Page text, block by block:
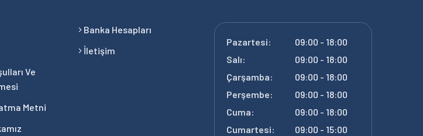
Ve
Metni
Banka Hesapları
İletişim
Pazartesi:
09:00 - 18:00
Salı:
09:00 - 18:00
Çarşamba:
09:00 - 18:00
Perşembe:
09:00 - 18:00
Cuma:
09:00 - 18:00
Cumartesi:
09:00 - 15:00